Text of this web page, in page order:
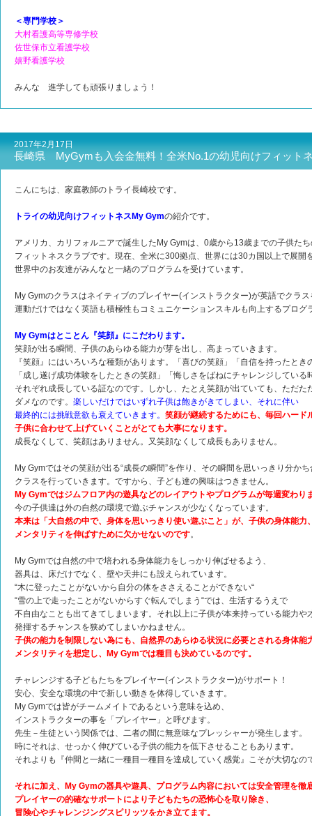
＜専門学校＞
大村看護高等専修学校
佐世保市立看護学校
嬉野看護学校
みんな 進学しても頑張りましょう！
2017年2月17日
長崎県 MyGymも入会金無料！全米No.1の幼児向けフィット
こんにちは、家庭教師のトライ長崎校です。
トライの幼児向けフィットネスMy Gymの紹介です。
アメリカ、カリフォルニアで誕生したMy Gymは、0歳から13歳までの子供た
フィットネスクラブです。現在、全米に300拠点、世界には30カ国以上で展開
世界中のお友達がみんなと一緒のプログラムを受けています。
My Gymのクラスはネイティブのプレイヤー(インストラクター)が英語でクラ
運動だけではなく英語も積極性もコミュニケーションスキルも向上するプログ
My Gymはとことん『笑顔』にこだわります。
笑顔が出る瞬間、子供のあらゆる能力が芽を出し、高まっていきます。
『笑顔』にはいろいろな種類があります。「喜びの笑顔」「自信を持ったとき
「成し遂げ成功体験をしたときの笑顔」「悔しさをばねにチャレンジしている
それぞれ成長している証なのです。しかし、たとえ笑顔が出ていても、ただた
ダメなのです。 楽しいだけではいずれ子供は飽きがきてしまい、それに伴い
最終的には挑戦意欲も衰えていきます。 笑顔が継続するためにも、毎回ハード
子供に合わせて上げていくことがとても大事になります。
成長なくして、笑顔はありません。又笑顔なくして成長もありません。
My Gymではその笑顔が出る“成長の瞬間”を作り、その瞬間を思いっきり分か
クラスを行っていきます。ですから、子ども達の興味はつきません。
My Gymではジムフロア内の遊具などのレイアウトやプログラムが毎週変わり
今の子供達は外の自然の環境で遊ぶチャンスが少なくなっています。
本来は「大自然の中で、身体を思いっきり使い遊ぶこと」が、子供の身体能力
メンタリティを伸ばすために欠かせないのです。
My Gymでは自然の中で培われる身体能力をしっかり伸ばせるよう、
器具は、床だけでなく、壁や天井にも設えられています。
“木に登ったことがないから自分の体をささえることができない“
“雪の上で走ったことがないからすぐ転んでしまう“では、生活するうえで
不自由なことも出てきてしまいます。それ以上に子供が本来持っている能力や
発揮するチャンスを狭めてしまいかねません。
子供の能力を制限しない為にも、自然界のあらゆる状況に必要とされる身体能
メンタリティを想定し、My Gymでは種目も決めているのです。
チャレンジする子どもたちをプレイヤー(インストラクター)がサポート！
安心、安全な環境の中で新しい動きを体得していきます。
My Gymでは皆がチームメイトであるという意味を込め、
インストラクターの事を「プレイヤー」と呼びます。
先生－生徒という関係では、二者の間に無意味なプレッシャーが発生します。
時にそれは、せっかく伸びている子供の能力を低下させることもあります。
それよりも『仲間と一緒に一種目一種目を達成していく感覚』こそが大切なの
それに加え、My Gymの器具や遊具、プログラム内容においては安全管理を徹
プレイヤーの的確なサポートにより子どもたちの恐怖心を取り除き、
冒険心やチャレンジングスピリッツをかき立てます。